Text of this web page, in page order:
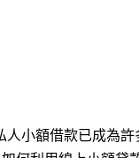
小額借款已成為